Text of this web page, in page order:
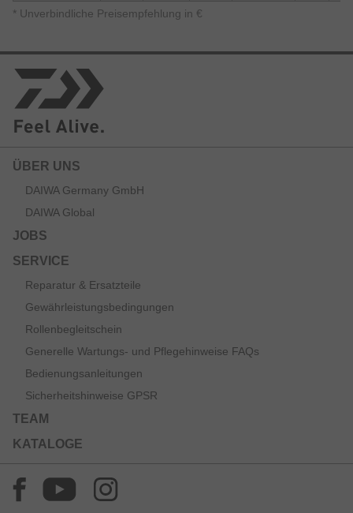
* Unverbindliche Preisempfehlung in €
ÜBER UNS
DAIWA Germany GmbH
DAIWA Global
JOBS
SERVICE
Reparatur & Ersatzteile
Gewährleistungsbedingungen
Rollenbegleitschein
Generelle Wartungs- und Pflegehinweise FAQs
Bedienungsanleitungen
Sicherheitshinweise GPSR
TEAM
KATALOGE